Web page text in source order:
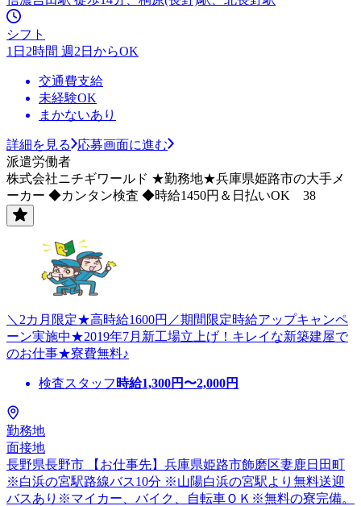
シフト
1日2時間 週2日からOK
交通費支給
未経験OK
まかないあり
詳細を見る
応募画面に進む
派遣労働者
株式会社ニチギワールド ★勤務地★兵庫県姫路市の大手メ
ーカー ◆カンタン検査 ◆時給1450円＆日払いOK 38
＼2カ月限定★高時給1600円／期間限定時給アップキャンペ
ーン実施中★2019年7月新工場立上げ！キレイな新築建屋で
のお仕事★寮費無料♪
検査スタッフ 時給1,300円〜2,000円
勤務地
面接地
長野県長野市 【お仕事先】兵庫県姫路市飾磨区妻鹿日田町
※白浜の宮駅路線バス10分 ※山陽白浜の宮駅より無料送迎
バスあり※マイカー、バイク、自転車ＯＫ※無料の寮完備。